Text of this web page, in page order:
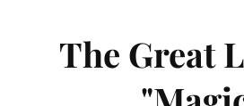
The Great